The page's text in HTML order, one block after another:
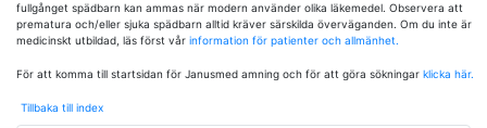
fullgånget spädbarn kan ammas när modern använder olika läkemedel. Observera att
prematura och/eller sjuka spädbarn alltid kräver särskilda överväganden. Om du inte är
medicinskt utbildad, läs först vår information för patienter och allmänhet.
För att komma till startsidan för Janusmed amning och för att göra sökningar klicka här.
Tillbaka till index